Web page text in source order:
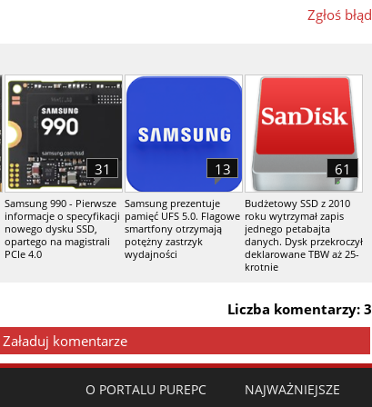
Zgłoś błąd
Samsung 990 - Pierwsze
informacje o specyfikacji
nowego dysku SSD,
opartego na magistrali
PCIe 4.0
31
Samsung prezentuje
pamięć UFS 5.0. Flagowe
smartfony otrzymają
potężny zastrzyk
wydajności
13
Budżetowy SSD z 2010
roku wytrzymał zapis
jednego petabajta
danych. Dysk przekroczył
deklarowane TBW aż 25-
krotnie
61
Liczba komentarzy: 3
Załaduj komentarze
O PORTALU PUREPC NAJWAŻNIEJSZE